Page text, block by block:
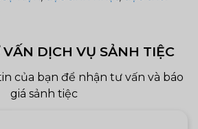
DỊCH VỤ SẢNH TIỆC
của bạn để nhận tư vấn và báo
giá sảnh tiệc